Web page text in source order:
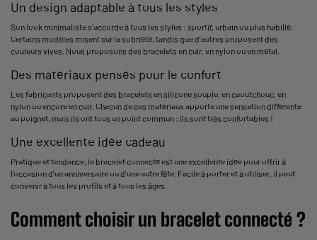
Un design adaptable à tous les styles
Son look minimaliste s’accorde à tous les styles : sportif, urbain ou plus habillé.
Certains modèles misent sur la sobriété, tandis que d'autres proposent des
couleurs vives. Nous proposons des bracelets en cuir, en nylon ou en métal.
Des matériaux pensés pour le confort
Les fabricants proposent des bracelets en silicone souple, en caoutchouc, en
nylon ou encore en cuir. Chacun de ces matériaux apporte une sensation différente
au poignet, mais ils ont tous un point commun : ils sont très confortables !
Une excellente idée cadeau
Pratique et tendance, le bracelet connecté est une excellente idée pour offrir à
l’occasion d’un anniversaire ou d’une autre fête. Facile à porter et à utiliser, il peut
convenir à tous les profils et à tous les âges.
Comment choisir un bracelet connecté ?